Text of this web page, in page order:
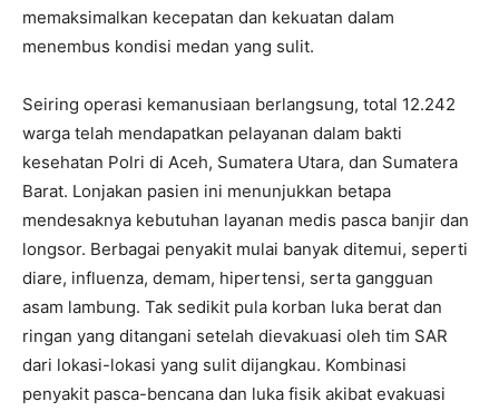
memaksimalkan kecepatan dan kekuatan dalam
menembus kondisi medan yang sulit.
Seiring operasi kemanusiaan berlangsung, total 12.242
warga telah mendapatkan pelayanan dalam bakti
kesehatan Polri di Aceh, Sumatera Utara, dan Sumatera
Barat. Lonjakan pasien ini menunjukkan betapa
mendesaknya kebutuhan layanan medis pasca banjir dan
longsor. Berbagai penyakit mulai banyak ditemui, seperti
diare, influenza, demam, hipertensi, serta gangguan
asam lambung. Tak sedikit pula korban luka berat dan
ringan yang ditangani setelah dievakuasi oleh tim SAR
dari lokasi-lokasi yang sulit dijangkau. Kombinasi
penyakit pasca-bencana dan luka fisik akibat evakuasi